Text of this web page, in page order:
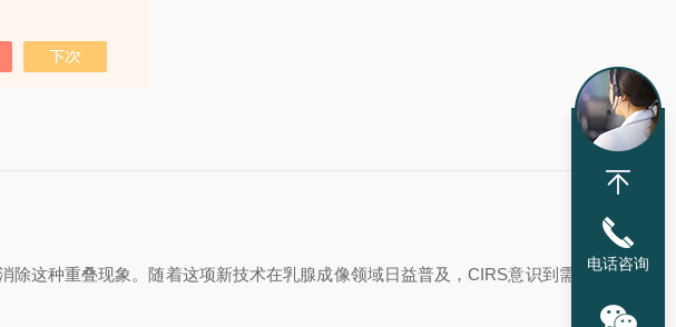
这种重叠现象。随着这项新技术在乳腺成像领域日益普及，CIRS意识到需要开
电话咨询